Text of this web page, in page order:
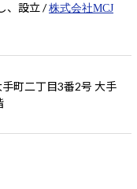
、設立 /株式会社MCJ
町二丁目3番2号 大手